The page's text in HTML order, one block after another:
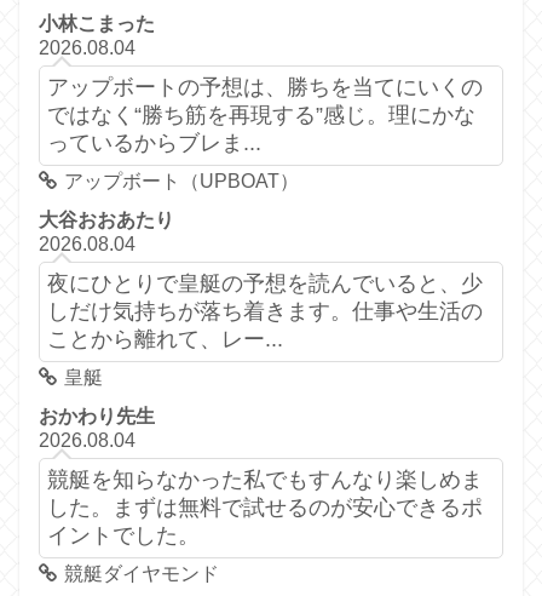
小林こまった
2026.08.04
アップボートの予想は、勝ちを当てにいくの
ではなく“勝ち筋を再現する”感じ。理にかな
っているからブレま...
アップボート（UPBOAT）
大谷おおあたり
2026.08.04
夜にひとりで皇艇の予想を読んでいると、少
しだけ気持ちが落ち着きます。仕事や生活の
ことから離れて、レー...
皇艇
おかわり先生
2026.08.04
競艇を知らなかった私でもすんなり楽しめま
した。まずは無料で試せるのが安心できるポ
イントでした。
競艇ダイヤモンド